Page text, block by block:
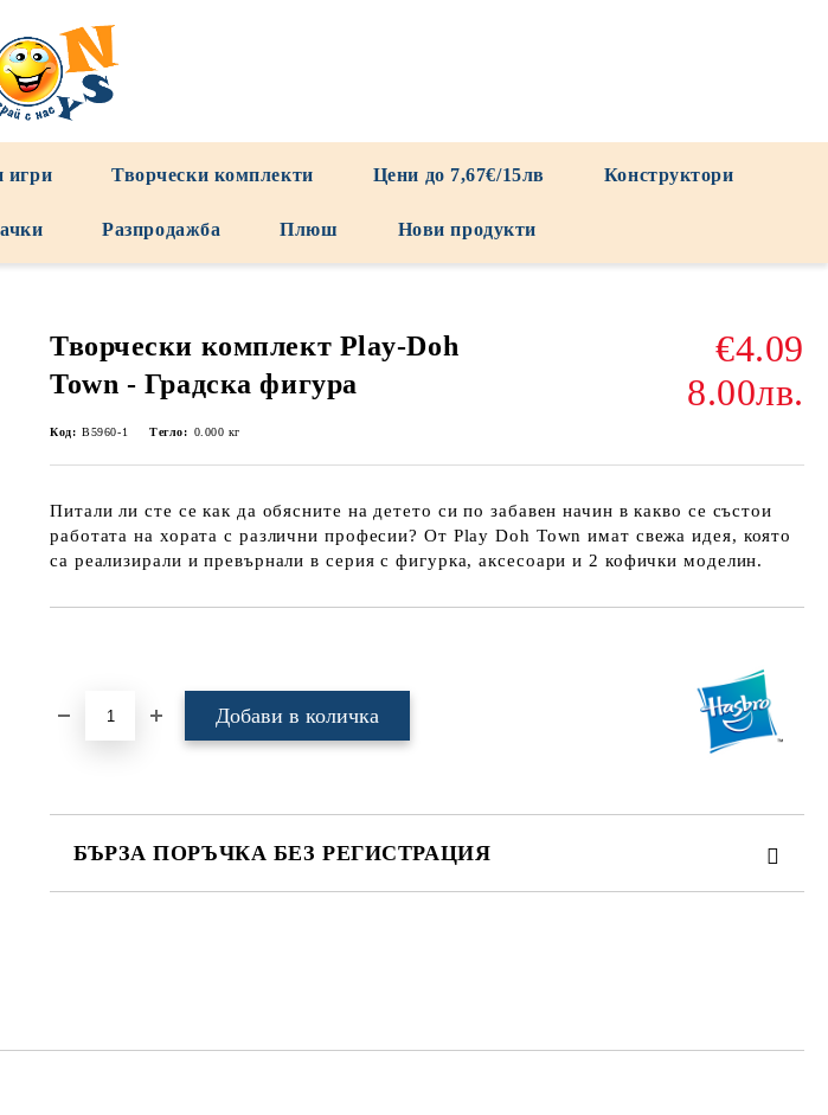
игри Творчески комплекти Цени до 7,67€/15лв Конструктори
Разпродажба Плюш Нови продукти
Творчески комплект Play-Doh
Town - Градска фигура
€4.09
8.00лв.
Код: B5960-1 Тегло: 0.000 кг
Питали ли сте се как да обясните на детето си по забавен начин в какво се състои
работата на хората с различни професии? От Play Doh Town имат свежа идея, която
са реализирали и превърнали в серия с фигурка, аксесоари и 2 кофички моделин.
БЪРЗА ПОРЪЧКА БЕЗ РЕГИСТРАЦИЯ